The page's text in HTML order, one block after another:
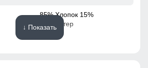
85% Хлопок 15%
Полиэстер
↓ Показать